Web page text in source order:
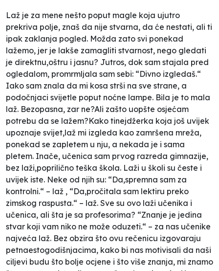
Laž je za mene nešto poput magle koja ujutro
prekriva polje, znaš da nije stvarna, da će nestati, ali ti
ipak zaklanja pogled. Možda zato svi ponekad
lažemo, jer je lakše zamagliti stvarnost, nego gledati
je direktnu,oštru i jasnu? Jutros, dok sam stajala pred
ogledalom, promrmljala sam sebi: “Divno izgledaš.“
Iako sam znala da mi kosa strši na sve strane, a
podočnjaci svijetle poput noćne lampe. Bila je to mala
laž. Bezopasna, zar ne?Ali zašto uopšte osjećam
potrebu da se lažem?Kako tinejdžerka koja još uvijek
upoznaje svijet,laž mi izgleda kao zamršena mreža,
ponekad se zapletem u nju, a nekada je i sama
pletem. Inače, učenica sam prvog razreda gimnazije,
bez laži,poprilično teška škola. Laži u školi su česte i
uvijek iste. Neke od njih su: “Da,spremna sam za
kontrolni.“ – laž , “Da,pročitala sam lektiru preko
zimskog raspusta.“ – laž. Sve su ovo laži učenika i
učenica, ali šta je sa profesorima? “Znanje je jedina
stvar koji vam niko ne može oduzeti.“ – za nas učenike
najveća laž. Bez obzira što ovu rečenicu izgovaraju
petnaestogodišnjacima, kako bi nas motivisali da naši
ciljevi budu što bolje ocjene i što više znanja, mi znamo